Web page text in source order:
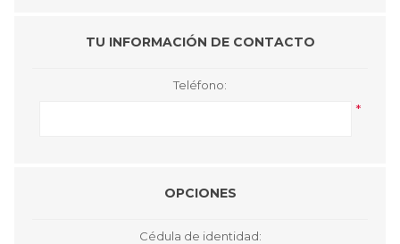
TU INFORMACIÓN DE CONTACTO
Teléfono:
*
OPCIONES
Cédula de identidad: